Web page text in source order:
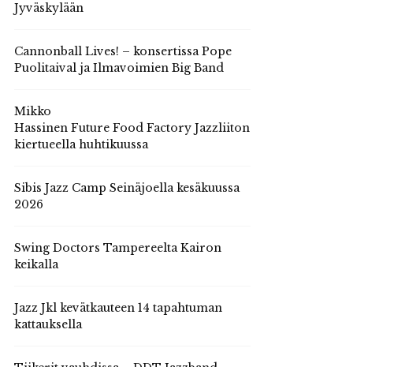
Jyväskylään
Cannonball Lives! – konsertissa Pope
Puolitaival ja Ilmavoimien Big Band
Mikko
Hassinen Future Food Factory Jazzliiton
kiertueella huhtikuussa
Sibis Jazz Camp Seinäjoella kesäkuussa
2026
Swing Doctors Tampereelta Kairon
keikalla
Jazz Jkl kevätkauteen 14 tapahtuman
kattauksella